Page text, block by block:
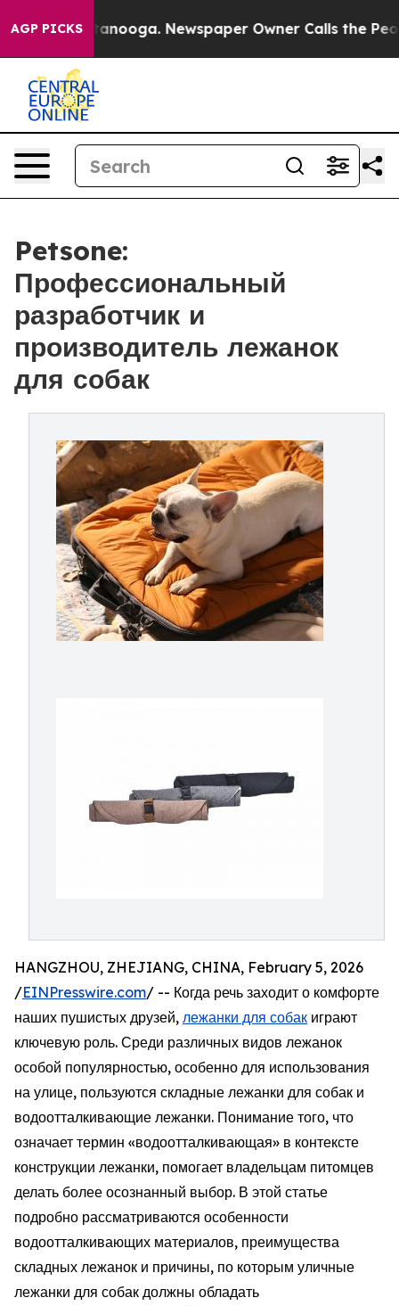
AGP PICKS
Chattanooga. Newspaper Owner Calls the People
Petsone:
Профессиональный
разработчик и
производитель лежанок
для собак
HANGZHOU, ZHEJIANG, CHINA, February 5, 2026
/EINPresswire.com/ -- Когда речь заходит о комфорте
наших пушистых друзей, лежанки для собак играют
ключевую роль. Среди различных видов лежанок
особой популярностью, особенно для использования
на улице, пользуются складные лежанки для собак и
водоотталкивающие лежанки. Понимание того, что
означает термин «водоотталкивающая» в контексте
конструкции лежанки, помогает владельцам питомцев
делать более осознанный выбор. В этой статье
подробно рассматриваются особенности
водоотталкивающих материалов, преимущества
складных лежанок и причины, по которым уличные
лежанки для собак должны обладать